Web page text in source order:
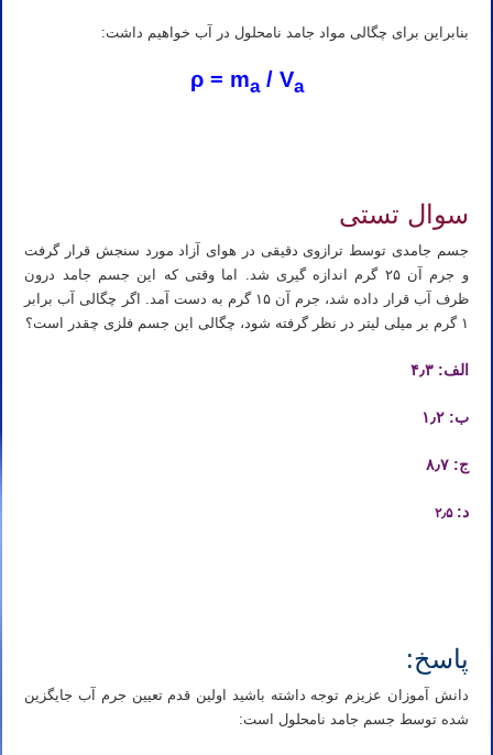
بنابراین برای چگالی مواد جامد نامحلول در آب خواهیم داشت:
ρ = ma/ Va
سوال تستی
جسم جامدی توسط ترازوی دقیقی در هوای آزاد مورد سنجش قرار گرفت
و جرم آن ۲۵ گرم اندازه گیری شد. اما وقتی که این جسم جامد درون
ظرف آب قرار داده شد، جرم آن ۱۵ گرم به دست آمد. اگر چگالی آب برابر
۱ گرم بر میلی لیتر در نظر گرفته شود، چگالی این جسم فلزی چقدر است؟
الف: ۴٫۳
ب: ۱٫۲
ج: ۸٫۷
د:۲٫۵
پاسخ:
دانش آموزان عزیزم توجه داشته باشید اولین قدم تعیین جرم آب جایگزین
شده توسط جسم جامد نامحلول است: